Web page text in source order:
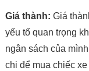
Giá thành: Giá
yếu tố quan trọng
ngân sách của
chi để mua chiếc